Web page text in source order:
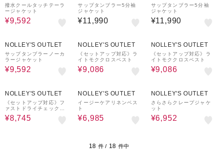
撥水クールタッチテーラ
ージャケット
¥9,592
サップタンブラー5分袖
ジャケット
¥11,990
サップタンブラー5分袖
ジャケット
¥11,990
NOLLEY'S OUTLET
サップタンブラーノーカ
ラージャケット
¥9,592
NOLLEY'S OUTLET
《セットアップ対応》ラ
イトモククロスベスト
¥9,086
NOLLEY'S OUTLET
《セットアップ対応》ラ
イトモククロスベスト
¥9,086
NOLLEY'S OUTLET
《セットアップ対応》フ
ァストドライチェックジ
ャケット
¥8,745
NOLLEY'S OUTLET
イージーケアリネンベス
ト
¥6,985
NOLLEY'S OUTLET
さらさらクレープジャケ
ット
¥6,952
18 件 / 18 件中